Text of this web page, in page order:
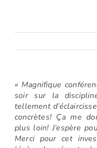
« Magnifique
soir sur la
tellement
concrètes! Ça me
plus loin! J’espère
Merci pour cet